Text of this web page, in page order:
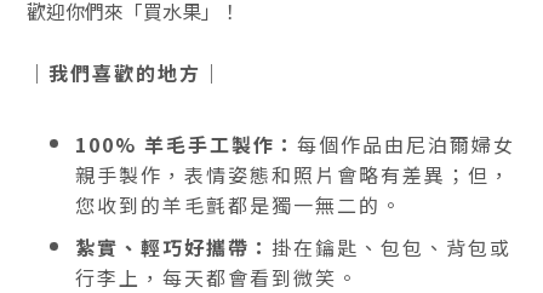
歡迎你們來「買水果」！
｜我們喜歡的地方｜
100% 羊毛手工製作： 每個作品由尼泊爾婦女
親手製作，表情姿態和照片會略有差異；但，
您收到的羊毛氈都是獨一無二的。
紮實、輕巧好攜帶： 掛在鑰匙、包包、背包或
行李上，每天都會看到微笑。